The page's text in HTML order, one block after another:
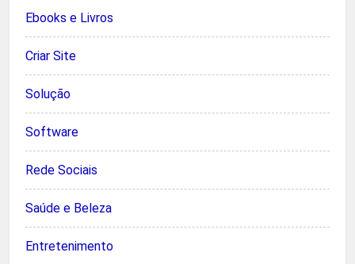
Ebooks e Livros
Criar Site
Solução
Software
Rede Sociais
Saúde e Beleza
Entretenimento